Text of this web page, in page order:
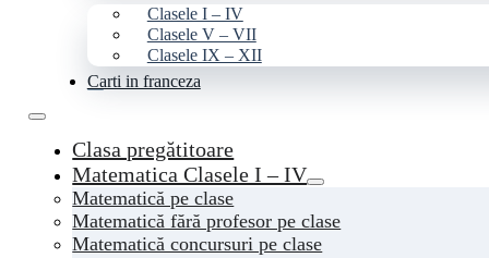
Clasele I – IV
Clasele V – VII
Clasele IX – XII
Carti in franceza
Clasa pregătitoare
Matematica Clasele I – IV
Matematică pe clase
Matematică fără profesor pe clase
Matematică concursuri pe clase